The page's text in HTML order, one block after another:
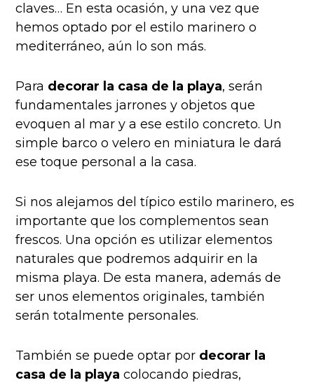
claves… En esta ocasión, y una vez que
hemos optado por el estilo marinero o
mediterráneo, aún lo son más.
Para decorar la casa de la playa, serán
fundamentales jarrones y objetos que
evoquen al mar y a ese estilo concreto. Un
simple barco o velero en miniatura le dará
ese toque personal a la casa.
Si nos alejamos del típico estilo marinero, es
importante que los complementos sean
frescos. Una opción es utilizar elementos
naturales que podremos adquirir en la
misma playa. De esta manera, además de
ser unos elementos originales, también
serán totalmente personales.
También se puede optar por decorar la
casa de la playa colocando piedras,